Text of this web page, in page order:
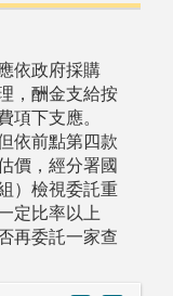
依政府採購
，酬金支給按
下支應。
依前點第四款
價，經分署國
）檢視委託重
定比率以上
再委託一家查